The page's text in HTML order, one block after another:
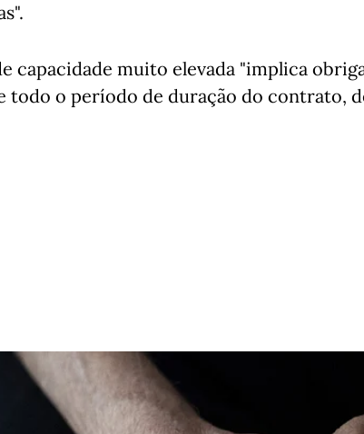
capacidade muito elevada "implica
todo o período de duração do contrato,